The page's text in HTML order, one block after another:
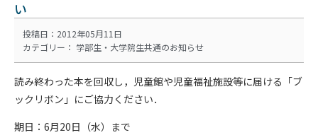
い
投稿日：2012年05月11日
カテゴリー： 学部生・大学院生共通のお知らせ
読み終わった本を回収し，児童館や児童福祉施設等に届ける「ブ
ックリボン」にご協力ください．
期日：6月20日（水）まで